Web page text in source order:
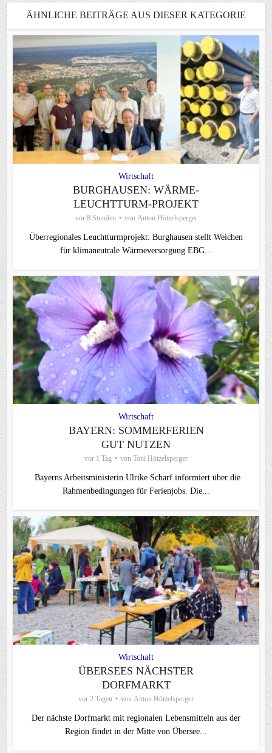
ÄHNLICHE BEITRÄGE AUS DIESER KATEGORIE
Wirtschaft
BURGHAUSEN: WÄRME-
LEUCHTTURM-PROJEKT
vor 8 Stunden von Anton Hötzelsperger
Überregionales Leuchtturmprojekt: Burghausen stellt Weichen
für klimaneutrale Wärmeversorgung EBG...
Wirtschaft
BAYERN: SOMMERFERIEN
GUT NUTZEN
vor 1 Tag von Toni Hötzelsperger
Bayerns Arbeitsministerin Ulrike Scharf informiert über die
Rahmenbedingungen für Ferienjobs. Die...
Wirtschaft
ÜBERSEES NÄCHSTER
DORFMARKT
vor 2 Tagen von Anton Hötzelsperger
Der nächste Dorfmarkt mit regionalen Lebensmitteln aus der
Region findet in der Mitte von Übersee...